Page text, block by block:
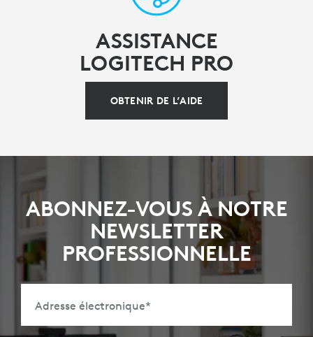
ASSISTANCE
LOGITECH PRO
OBTENIR DE L’AIDE
ABONNEZ-VOUS À NOTRE
NEWSLETTER
PROFESSIONNELLE
Adresse électronique*